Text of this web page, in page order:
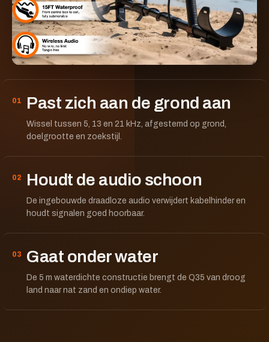
01 Past zich aan de grond aan
Wissel tussen 5, 13 en 21 kHz, afgestemd op grond,
doelgrootte en zoekstijl.
02 Houdt de audio schoon
De ingebouwde draadloze audio verwijdert kabelhinder en
houdt signalen goed hoorbaar.
03 Gaat onder water
De 5 m waterdichte constructie brengt de Q35 van droog
land naar nat zand en ondiep water.